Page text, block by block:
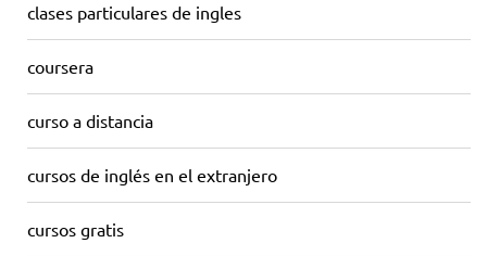
clases particulares de ingles
coursera
curso a distancia
cursos de inglés en el extranjero
cursos gratis